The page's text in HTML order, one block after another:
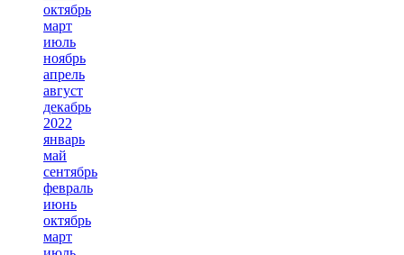
октябрь
март
июль
ноябрь
апрель
август
декабрь
2022
январь
май
сентябрь
февраль
июнь
октябрь
март